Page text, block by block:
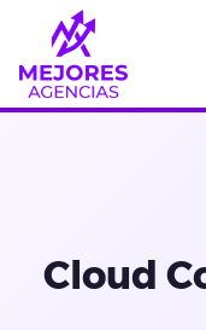
contenido
Cloud